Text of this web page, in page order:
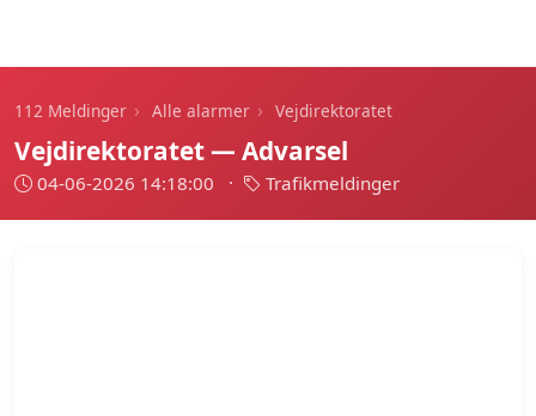
112 Meldinger › Alle alarmer › Vejdirektoratet
Vejdirektoratet — Advarsel
04-06-2026 14:18:00 · Trafikmeldinger